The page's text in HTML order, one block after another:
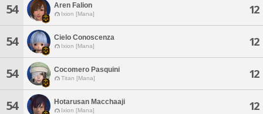
54 Aren Falion
Ixion [Mana] 12
54 Cielo Conoscenza
Ixion [Mana] 12
54 Cocomero Pasquini
Titan [Mana] 12
54 Hotarusan Macchaaji
Ixion [Mana] 12